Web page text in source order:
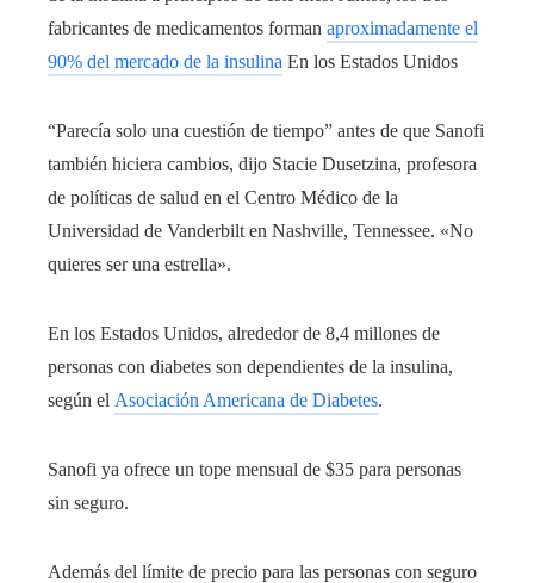
fabricantes de medicamentos forman aproximadamente el
90% del mercado de la insulina En los Estados Unidos
“Parecía solo una cuestión de tiempo” antes de que Sanofi
también hiciera cambios, dijo Stacie Dusetzina, profesora
de políticas de salud en el Centro Médico de la
Universidad de Vanderbilt en Nashville, Tennessee. «No
quieres ser una estrella».
En los Estados Unidos, alrededor de 8,4 millones de
personas con diabetes son dependientes de la insulina,
según el Asociación Americana de Diabetes.
Sanofi ya ofrece un tope mensual de $35 para personas
sin seguro.
Además del límite de precio para las personas con seguro